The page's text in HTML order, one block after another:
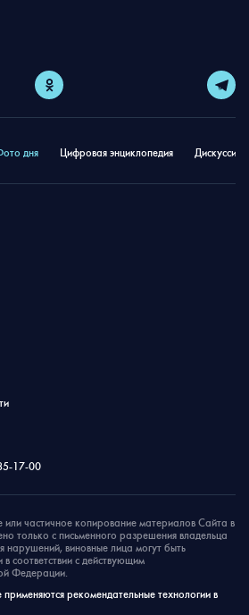
дня Цифровая энциклопедия
17-00
частичное копирование материалов Сайта в
только с письменного разрешения владельца
виновные лица могут быть
в соответствии с действующим
Федерации.
рекомендательные технологии в